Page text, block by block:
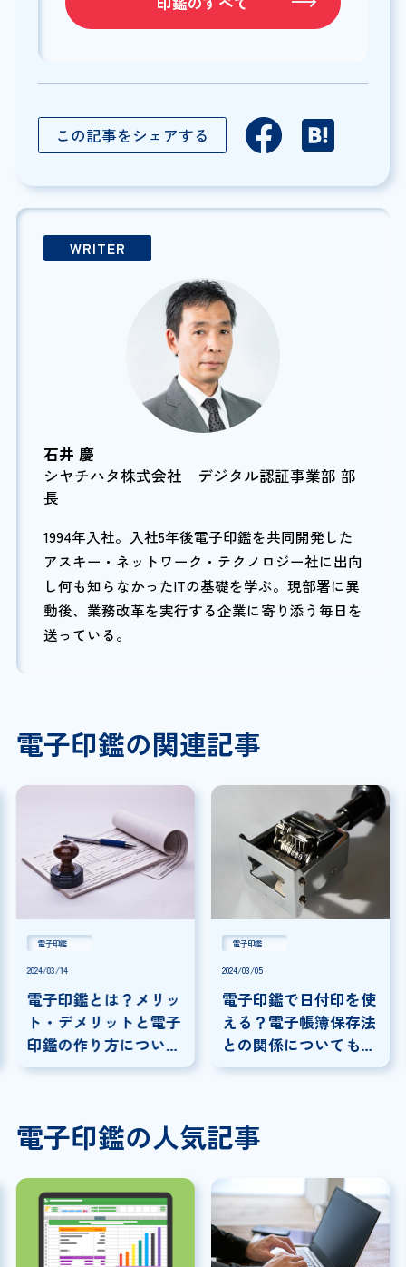
この記事をシェアする
WRITER
石井 慶
シヤチハタ株式会社 デジタル認証事業部 部
長
1994年入社。入社5年後電子印鑑を共同開発した
アスキー・ネットワーク・テクノロジー社に出向
し何も知らなかったITの基礎を学ぶ。現部署に異
動後、業務改革を実行する企業に寄り添う毎日を
送っている。
電子印鑑の関連記事
電子印鑑
2024/03/14
電子印鑑とは？メリッ
ト・デメリットと電子
印鑑の作り方について
解説！
電子印鑑
2024/03/05
電子印鑑で日付印を使
える？電子帳簿保存法
との関係についても解
説！
電子印鑑の人気記事